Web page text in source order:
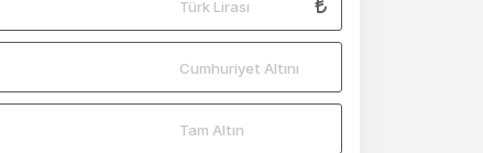
Türk Lirası
Cumhuriyet Altını
Tam Altın